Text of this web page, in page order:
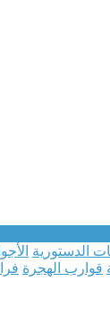
الدستورية
قوارب الهجرة